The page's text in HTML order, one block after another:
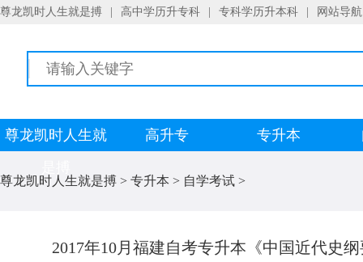
尊龙凯时人生就是搏 高中学历升专科 专科学历升本科 网站导航
尊龙凯时人生就
高升专 专升本
尊龙凯时人生就是搏 > 专升本 > 自学考试 >
2017年10月福建自考专升本《中国近代史